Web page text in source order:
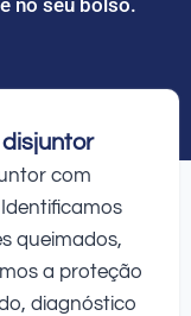
com
queimados,
a proteção
diagnóstico